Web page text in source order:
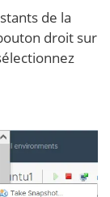
de la
droit sur